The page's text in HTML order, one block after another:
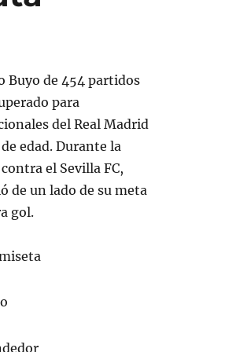
Buyo de 454 partidos
para
del Real Madrid
edad. Durante la
el Sevilla FC,
de un lado de su meta
gol.